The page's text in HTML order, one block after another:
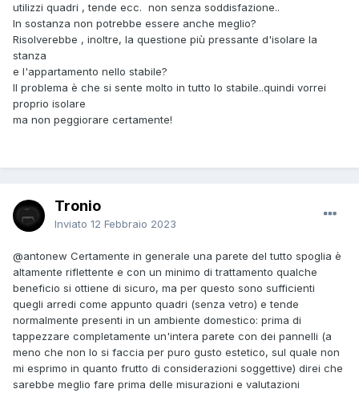
utilizzi quadri , tende ecc. non senza soddisfazione..
In sostanza non potrebbe essere anche meglio?
Risolverebbe , inoltre, la questione più pressante d'isolare la
stanza
e l'appartamento nello stabile?
Il problema è che si sente molto in tutto lo stabile..quindi vorrei
proprio isolare
ma non peggiorare certamente!
Tronio
Inviato 12 Febbraio 2023
@antonew Certamente in generale una parete del tutto spoglia è
altamente riflettente e con un minimo di trattamento qualche
beneficio si ottiene di sicuro, ma per questo sono sufficienti
quegli arredi come appunto quadri (senza vetro) e tende
normalmente presenti in un ambiente domestico: prima di
tappezzare completamente un'intera parete con dei pannelli (a
meno che non lo si faccia per puro gusto estetico, sul quale non
mi esprimo in quanto frutto di considerazioni soggettive) direi che
sarebbe meglio fare prima delle misurazioni e valutazioni